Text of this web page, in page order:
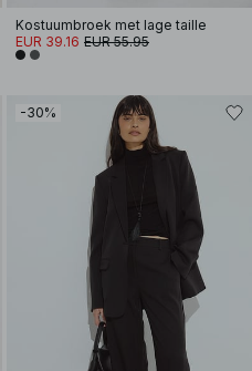
Kostuumbroek met lage taille
EUR 39.16 EUR 55.95
-30%